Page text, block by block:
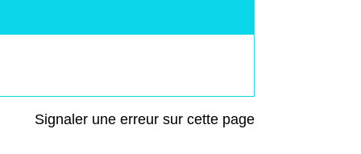
Signaler une erreur sur cette page